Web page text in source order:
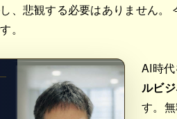
、悲観する必要はありません。
。
AI時
ルビジ
す。